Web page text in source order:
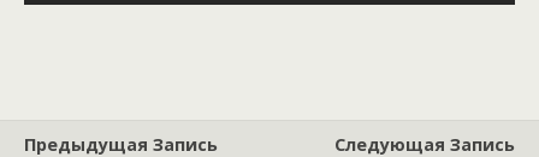
Предыдущая Запись
Следующая Запись